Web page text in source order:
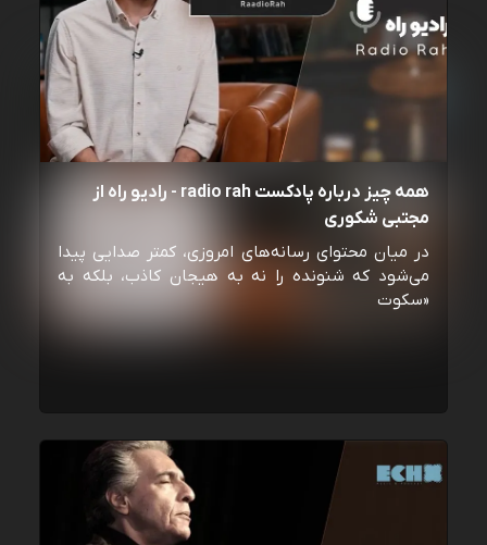
همه چیز درباره پادکست radio rah - رادیو راه از
مجتبی شکوری
در میان محتوای رسانه‌های امروزی، کمتر صدایی پیدا
می‌شود که شنونده را نه به هیجان کاذب، بلکه به
«سکوت